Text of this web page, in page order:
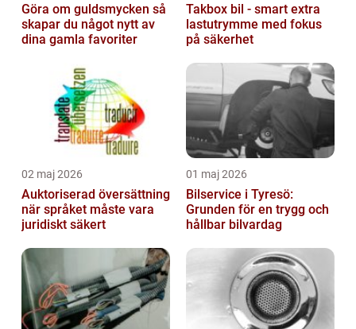
Göra om guldsmycken så
skapar du något nytt av
dina gamla favoriter
Takbox bil - smart extra
lastutrymme med fokus
på säkerhet
02 maj 2026
Auktoriserad översättning
när språket måste vara
juridiskt säkert
01 maj 2026
Bilservice i Tyresö:
Grunden för en trygg och
hållbar bilvardag